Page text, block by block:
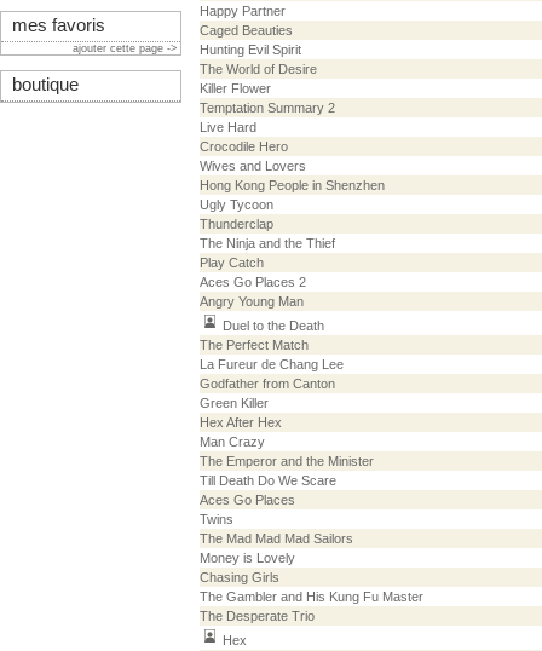
Happy Partner
Caged Beauties
Hunting Evil Spirit
The World of Desire
Killer Flower
Temptation Summary 2
Live Hard
Crocodile Hero
Wives and Lovers
Hong Kong People in Shenzhen
Ugly Tycoon
Thunderclap
The Ninja and the Thief
Play Catch
Aces Go Places 2
Angry Young Man
Duel to the Death
The Perfect Match
La Fureur de Chang Lee
Godfather from Canton
Green Killer
Hex After Hex
Man Crazy
The Emperor and the Minister
Till Death Do We Scare
Aces Go Places
Twins
The Mad Mad Mad Sailors
Money is Lovely
Chasing Girls
The Gambler and His Kung Fu Master
The Desperate Trio
Hex
mes favoris
ajouter cette page ->
boutique